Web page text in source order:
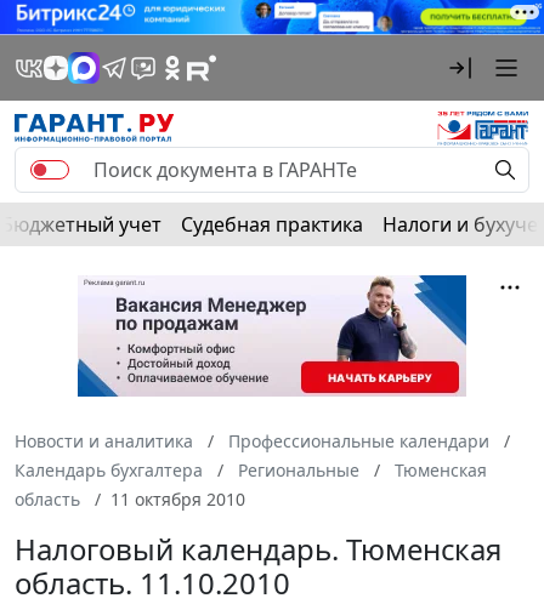
Бюджетный учет Судебная практика Налоги и
Новости и аналитика
Профессиональные календари
Календарь бухгалтера
Региональные
Тюменская
область
11 октября 2010
Налоговый календарь. Тюменская
область. 11.10.2010